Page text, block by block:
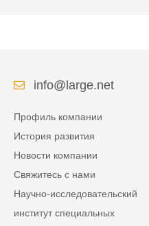
info@large.net
Профиль компании
История развития
Новости компании
Свяжитесь с нами
Научно-исследовательский
институт специальных